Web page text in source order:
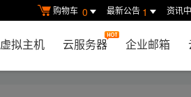
购物车 0 最新公告 1 资讯
虚拟主机 云服务器 企业邮箱